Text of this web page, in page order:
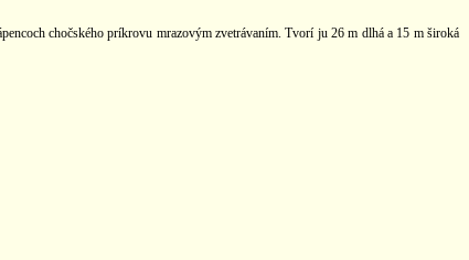
chočského príkrovu mrazovým zvetrávaním. Tvorí ju 26 m dlhá a 15 m široká